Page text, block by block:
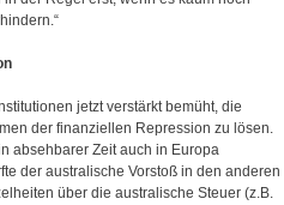
jetzt verstärkt bemüht, die
der finanziellen Repression zu lösen.
absehbarer Zeit auch in Europa
der australische Vorstoß in den anderen
über die australische Steuer (z.B.